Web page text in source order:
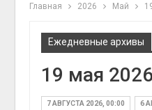
Главная 2026 Май
Ежедневные архивы
19 мая
7 АВГУСТА 2026, 00:00 6